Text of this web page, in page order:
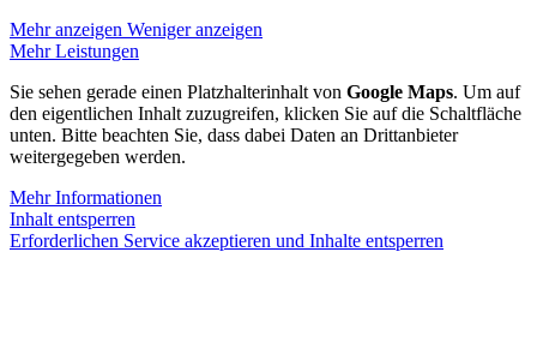
Mehr anzeigen Weniger anzeigen
Mehr Leistungen
Sie sehen gerade einen Platzhalterinhalt von Google Maps. Um auf
den eigentlichen Inhalt zuzugreifen, klicken Sie auf die Schaltfläche
unten. Bitte beachten Sie, dass dabei Daten an Drittanbieter
weitergegeben werden.
Mehr Informationen
Inhalt entsperren
Erforderlichen Service akzeptieren und Inhalte entsperren